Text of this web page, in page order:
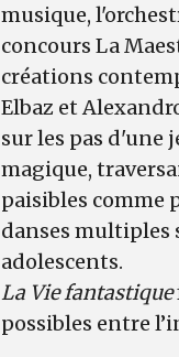
musique,
concours La
créations
Elbaz et
sur les pas d'une
magique,
paisibles comme
danses multiples
adolescents.
La Vie fantastique
possibles entre